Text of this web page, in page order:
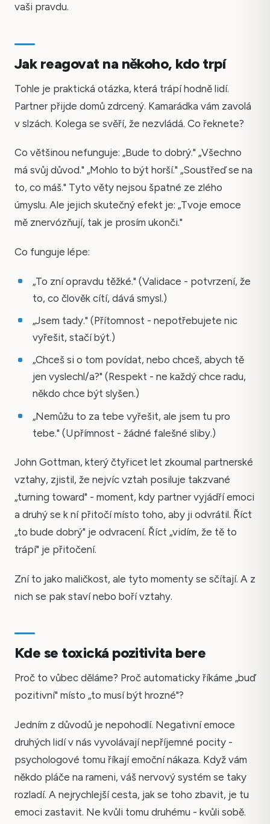
vaši pravdu.
Jak reagovat na někoho, kdo trpí
Tohle je praktická otázka, která trápí hodně lidí.
Partner přijde domů zdrcený. Kamarádka vám zavolá
v slzách. Kolega se svěří, že nezvládá. Co řeknete?
Co většinou nefunguje: „Bude to dobrý." „Všechno
má svůj důvod." „Mohlo to být horší." „Soustřeď se na
to, co máš." Tyto věty nejsou špatné ze zlého
úmyslu. Ale jejich skutečný efekt je: „Tvoje emoce
mě znervózňují, tak je prosím ukonči."
Co funguje lépe:
„To zní opravdu těžké." (Validace - potvrzení, že
to, co člověk cítí, dává smysl.)
„Jsem tady." (Přítomnost - nepotřebujete nic
vyřešit, stačí být.)
„Chceš si o tom povídat, nebo chceš, abych tě
jen vyslechl/a?" (Respekt - ne každý chce radu,
někdo chce být slyšen.)
„Nemůžu to za tebe vyřešit, ale jsem tu pro
tebe." (Upřímnost - žádné falešné sliby.)
John Gottman, který čtyřicet let zkoumal partnerské
vztahy, zjistil, že nejvíc vztah posiluje takzvané
„turning toward" - moment, kdy partner vyjádří emoci
a druhý se k ní přitočí místo toho, aby ji odvrátil. Říct
„to bude dobrý" je odvracení. Říct „vidím, že tě to
trápí" je přitočení.
Zní to jako maličkost, ale tyto momenty se sčítají. A z
nich se pak staví nebo boří vztahy.
Kde se toxická pozitivita bere
Proč to vůbec děláme? Proč automaticky říkáme „buď
pozitivní" místo „to musí být hrozné"?
Jedním z důvodů je nepohodlí. Negativní emoce
druhých lidí v nás vyvolávají nepříjemné pocity -
psychologové tomu říkají emoční nákaza. Když vám
někdo pláče na rameni, váš nervový systém se taky
rozladí. A nejrychlejší cesta, jak se toho zbavit, je tu
emoci zastavit. Ne kvůli tomu druhému - kvůli sobě.